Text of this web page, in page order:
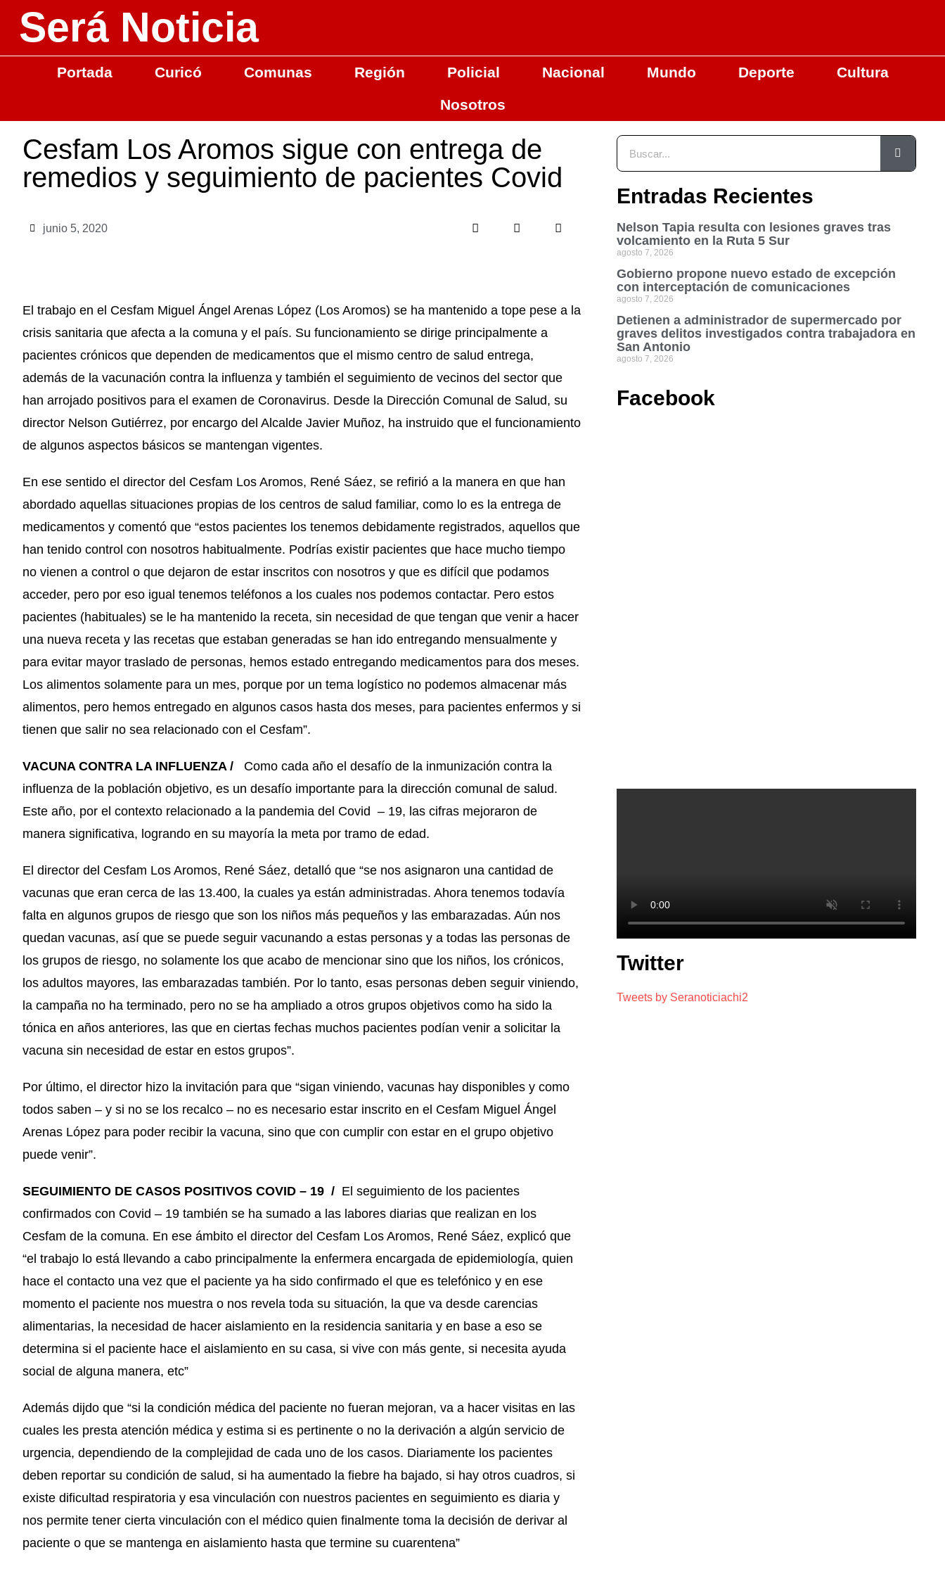
Será Noticia
Portada Curicó Comunas Región Policial Nacional Mundo Deporte
Cultura
Nosotros
Cesfam Los Aromos sigue con entrega de
remedios y seguimiento de pacientes Covid
junio 5, 2020
El trabajo en el Cesfam Miguel Ángel Arenas López (Los Aromos) se ha mantenido a tope pese a la
crisis sanitaria que afecta a la comuna y el país. Su funcionamiento se dirige principalmente a
pacientes crónicos que dependen de medicamentos que el mismo centro de salud entrega,
además de la vacunación contra la influenza y también el seguimiento de vecinos del sector que
han arrojado positivos para el examen de Coronavirus. Desde la Dirección Comunal de Salud, su
director Nelson Gutiérrez, por encargo del Alcalde Javier Muñoz, ha instruido que el funcionamiento
de algunos aspectos básicos se mantengan vigentes.
En ese sentido el director del Cesfam Los Aromos, René Sáez, se refirió a la manera en que han
abordado aquellas situaciones propias de los centros de salud familiar, como lo es la entrega de
medicamentos y comentó que “estos pacientes los tenemos debidamente registrados, aquellos que
han tenido control con nosotros habitualmente. Podrías existir pacientes que hace mucho tiempo
no vienen a control o que dejaron de estar inscritos con nosotros y que es difícil que podamos
acceder, pero por eso igual tenemos teléfonos a los cuales nos podemos contactar. Pero estos
pacientes (habituales) se le ha mantenido la receta, sin necesidad de que tengan que venir a hacer
una nueva receta y las recetas que estaban generadas se han ido entregando mensualmente y
para evitar mayor traslado de personas, hemos estado entregando medicamentos para dos meses.
Los alimentos solamente para un mes, porque por un tema logístico no podemos almacenar más
alimentos, pero hemos entregado en algunos casos hasta dos meses, para pacientes enfermos y si
tienen que salir no sea relacionado con el Cesfam”.
VACUNA CONTRA LA INFLUENZA / Como cada año el desafío de la inmunización contra la
influenza de la población objetivo, es un desafío importante para la dirección comunal de salud.
Este año, por el contexto relacionado a la pandemia del Covid – 19, las cifras mejoraron de
manera significativa, logrando en su mayoría la meta por tramo de edad.
El director del Cesfam Los Aromos, René Sáez, detalló que “se nos asignaron una cantidad de
vacunas que eran cerca de las 13.400, la cuales ya están administradas. Ahora tenemos todavía
falta en algunos grupos de riesgo que son los niños más pequeños y las embarazadas. Aún nos
quedan vacunas, así que se puede seguir vacunando a estas personas y a todas las personas de
los grupos de riesgo, no solamente los que acabo de mencionar sino que los niños, los crónicos,
los adultos mayores, las embarazadas también. Por lo tanto, esas personas deben seguir viniendo,
la campaña no ha terminado, pero no se ha ampliado a otros grupos objetivos como ha sido la
tónica en años anteriores, las que en ciertas fechas muchos pacientes podían venir a solicitar la
vacuna sin necesidad de estar en estos grupos”.
Por último, el director hizo la invitación para que “sigan viniendo, vacunas hay disponibles y como
todos saben – y si no se los recalco – no es necesario estar inscrito en el Cesfam Miguel Ángel
Arenas López para poder recibir la vacuna, sino que con cumplir con estar en el grupo objetivo
puede venir”.
SEGUIMIENTO DE CASOS POSITIVOS COVID – 19 / El seguimiento de los pacientes
confirmados con Covid – 19 también se ha sumado a las labores diarias que realizan en los
Cesfam de la comuna. En ese ámbito el director del Cesfam Los Aromos, René Sáez, explicó que
“el trabajo lo está llevando a cabo principalmente la enfermera encargada de epidemiología, quien
hace el contacto una vez que el paciente ya ha sido confirmado el que es telefónico y en ese
momento el paciente nos muestra o nos revela toda su situación, la que va desde carencias
alimentarias, la necesidad de hacer aislamiento en la residencia sanitaria y en base a eso se
determina si el paciente hace el aislamiento en su casa, si vive con más gente, si necesita ayuda
social de alguna manera, etc”
Además dijdo que “si la condición médica del paciente no fueran mejoran, va a hacer visitas en las
cuales les presta atención médica y estima si es pertinente o no la derivación a algún servicio de
urgencia, dependiendo de la complejidad de cada uno de los casos. Diariamente los pacientes
deben reportar su condición de salud, si ha aumentado la fiebre ha bajado, si hay otros cuadros, si
existe dificultad respiratoria y esa vinculación con nuestros pacientes en seguimiento es diaria y
nos permite tener cierta vinculación con el médico quien finalmente toma la decisión de derivar al
paciente o que se mantenga en aislamiento hasta que termine su cuarentena”
Entradas Recientes
Nelson Tapia resulta con lesiones graves tras
volcamiento en la Ruta 5 Sur
agosto 7, 2026
Gobierno propone nuevo estado de excepción
con interceptación de comunicaciones
agosto 7, 2026
Detienen a administrador de supermercado por
graves delitos investigados contra trabajadora en
San Antonio
agosto 7, 2026
Facebook
Twitter
Tweets by Seranoticiachi2